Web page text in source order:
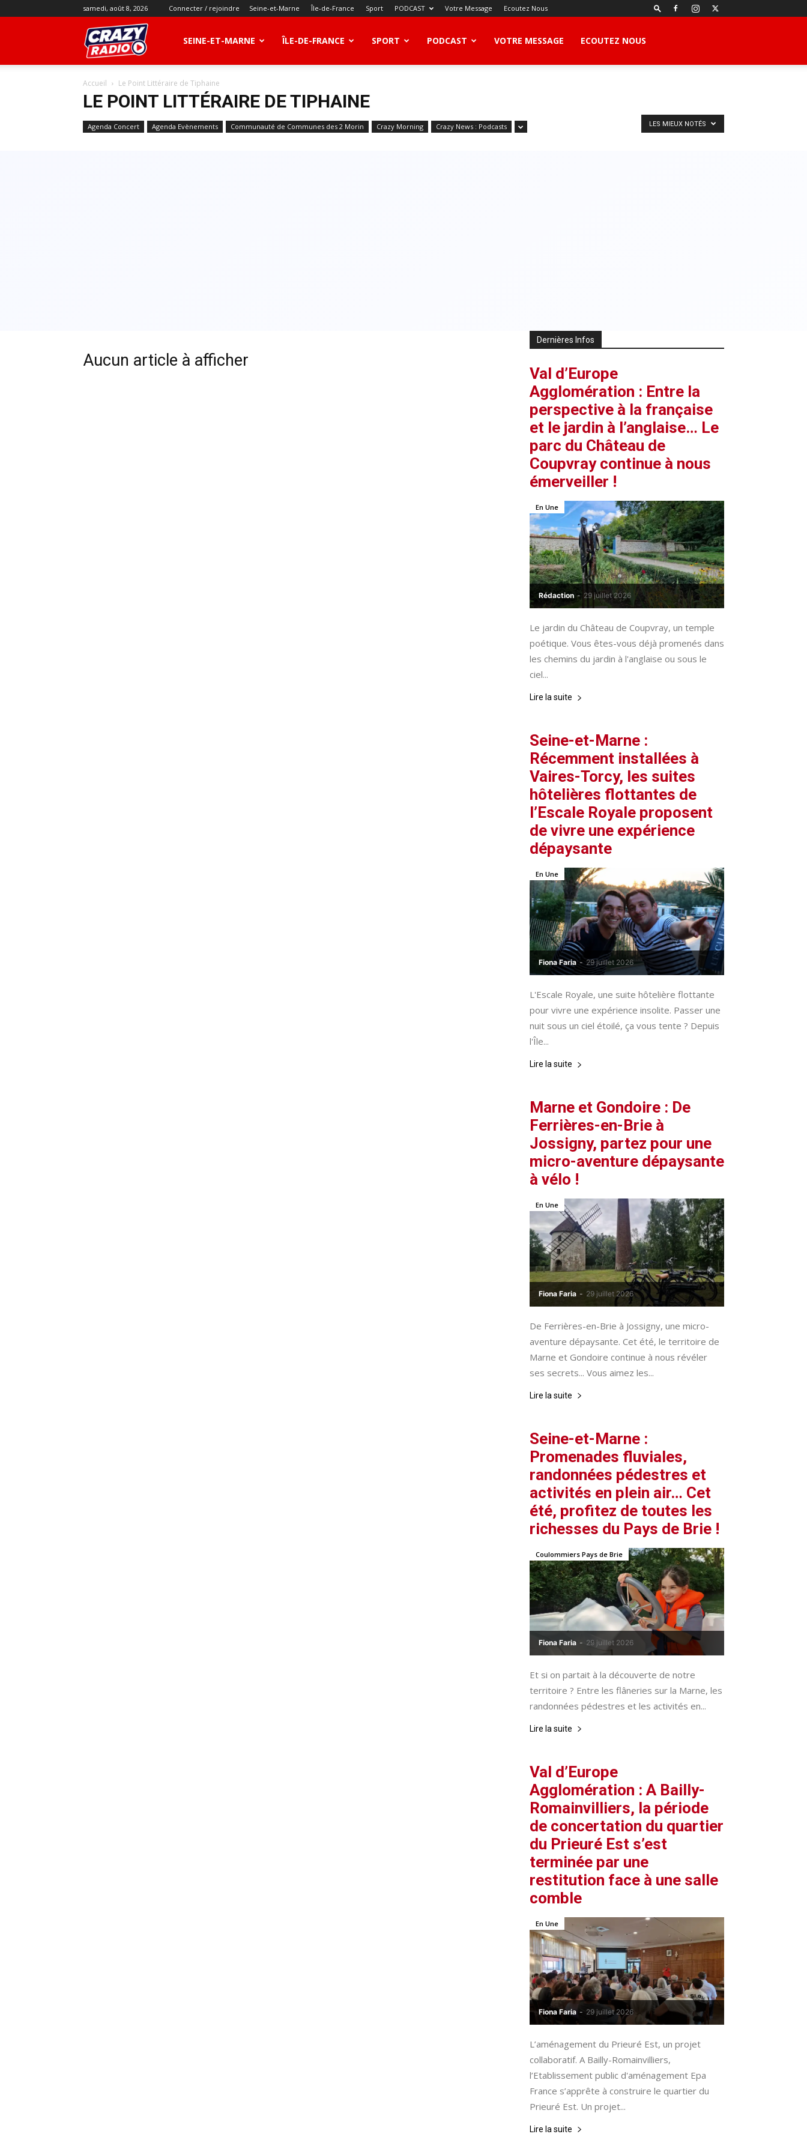
samedi, août 8, 2026 Connecter / rejoindre Seine-et-Marne Île-de-France Sport PODCAST Votre Message Ecoutez Nous
RADIO
SEINE-ET-MARNE ÎLE-DE-FRANCE SPORT PODCAST VOTRE MESSAGE ECOUTEZ NOUS
Accueil Le Point Littéraire de Tiphaine
LE POINT LITTÉRAIRE DE TIPHAINE
Agenda Concert Agenda Evènements Communauté de Communes des 2 Morin Crazy Morning Crazy News : Podcasts LES MIEUX NOTÉS
Aucun article à afficher
Dernières Infos
Val d’Europe
Agglomération : Entre la
perspective à la française
et le jardin à l’anglaise… Le
parc du Château de
Coupvray continue à nous
émerveiller !
Rédaction - 29 juillet 2026
En Une
Le jardin du Château de Coupvray, un temple
poétique. Vous êtes-vous déjà promenés dans
les chemins du jardin à l'anglaise ou sous le
ciel...
Lire la suite
Seine-et-Marne :
Récemment installées à
Vaires-Torcy, les suites
hôtelières flottantes de
l’Escale Royale proposent
de vivre une expérience
dépaysante
Fiona Faria - 29 juillet 2026
En Une
L'Escale Royale, une suite hôtelière flottante
pour vivre une expérience insolite. Passer une
nuit sous un ciel étoilé, ça vous tente ? Depuis
l'Île...
Lire la suite
Marne et Gondoire : De
Ferrières-en-Brie à
Jossigny, partez pour une
micro-aventure dépaysante
à vélo !
Fiona Faria - 29 juillet 2026
En Une
De Ferrières-en-Brie à Jossigny, une micro-
aventure dépaysante. Cet été, le territoire de
Marne et Gondoire continue à nous révéler
ses secrets... Vous aimez les...
Lire la suite
Seine-et-Marne :
Promenades fluviales,
randonnées pédestres et
activités en plein air… Cet
été, profitez de toutes les
richesses du Pays de Brie !
Fiona Faria - 29 juillet 2026
Coulommiers Pays de Brie
Et si on partait à la découverte de notre
territoire ? Entre les flâneries sur la Marne, les
randonnées pédestres et les activités en...
Lire la suite
Val d’Europe
Agglomération : A Bailly-
Romainvilliers, la période
de concertation du quartier
du Prieuré Est s’est
terminée par une
restitution face à une salle
comble
Fiona Faria - 29 juillet 2026
En Une
L’aménagement du Prieuré Est, un projet
collaboratif. A Bailly-Romainvilliers,
l’Etablissement public d'aménagement Epa
France s’apprête à construire le quartier du
Prieuré Est. Un projet...
Lire la suite